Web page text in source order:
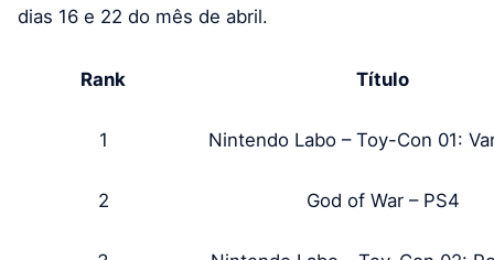
dias 16 e 22 do mês de abril.
Rank Título
1 Nintendo Labo – Toy-Con 01:
2 God of War – PS4